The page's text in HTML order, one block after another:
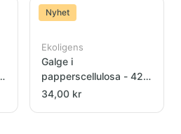
Nyhet
Ekoligens
Galge i
papperscellulosa - 42
cm
34,00 kr